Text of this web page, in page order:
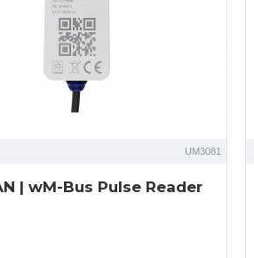
UM3081
| wM-Bus Pulse Reader